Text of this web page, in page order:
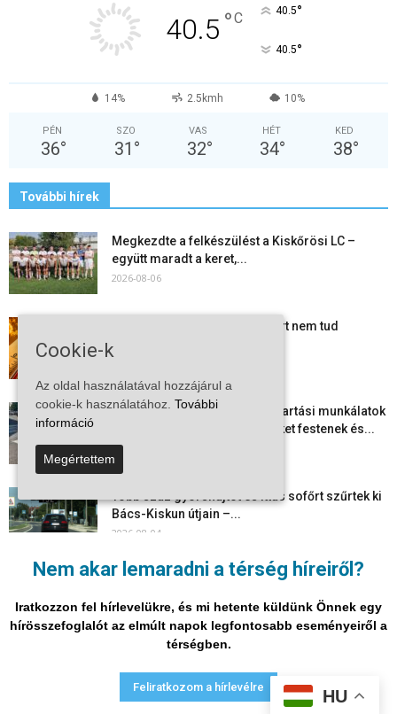
Nem akar lemaradni a térség híreiről?
Iratkozzon fel hírlevelükre, és mi hetente küldünk Önnek egy
hírösszefoglalót az elmúlt napok legfontosabb eseményeiről a
térségben.
Feliratkozom a hírlevélre
40.5 °C 40.5°
40.5°
14% 2.5kmh 10%
PÉN
36°
SZO
31 °
VAS
32°
HÉT
34°
KED
38°
További hírek
Megkezdte a felkészülést a Kiskőrösi LC –
együtt maradt a keret,...
2026-08-06
Mi történik Európa felett? Ezért nem tud
szabadulni a kontinens a...
Folyamatosak a nyári karbantartási munkálatok
Kiskőrösön – útburkolati jeleket festenek és...
2026-08-05
Több száz gyorshajtót és ittas sofőrt szűrtek ki
Bács-Kiskun útjain –...
2026-08-04
Elektronikus nyugtaadat-szolgáltatás: négy
hónapos átállási időszakot biztosít a NAV a
vállalkozásoknak
Adatvédelmi nyilatkozat Médiaajánlat Impresszum
HU
Cookie-k
Az oldal használatával hozzájárul a
cookie-k használatához. További
információ
Megértettem